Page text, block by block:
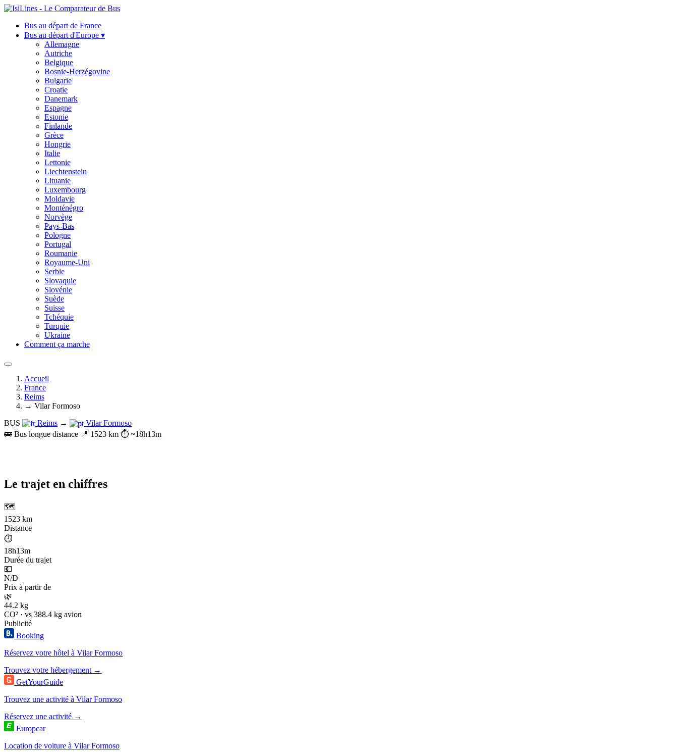
Bus au départ de France
Bus au départ d'Europe ▾
Allemagne
Autriche
Belgique
Bosnie-Herzégovine
Bulgarie
Croatie
Danemark
Espagne
Estonie
Finlande
Grèce
Hongrie
Italie
Lettonie
Liechtenstein
Lituanie
Luxembourg
Moldavie
Monténégro
Norvège
Pays-Bas
Pologne
Portugal
Roumanie
Royaume-Uni
Serbie
Slovaquie
Slovénie
Suède
Suisse
Tchéquie
Turquie
Ukraine
Comment ça marche
Accueil
France
Reims
→ Vilar Formoso
BUS
Reims →
Vilar Formoso
🚌 Bus longue distance 📍 1523 km ⏱️ ~18h13m
Le trajet en chiffres
🗺️
1523 km
Distance
⏱️
18h13m
Durée du trajet
💶
N/D
Prix à partir de
🌿
44.2 kg
CO² · vs 388.4 kg avion
Publicité
Booking
Réservez votre hôtel à Vilar Formoso
Trouvez votre hébergement →
GetYourGuide
Trouvez une activité à Vilar Formoso
Réservez une activité →
Europcar
Location de voiture à Vilar Formoso